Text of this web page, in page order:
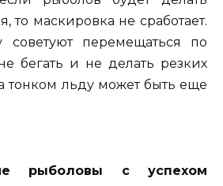
то маскировка не сработает.
советуют перемещаться по
бегать и не делать резких
тонком льду может быть еще
рыболовы с успехом